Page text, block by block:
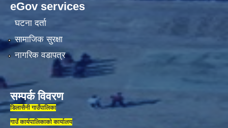
eGov services
घटना दर्ता
सामाजिक सुरक्षा
नागरिक वडापत्र
सम्पर्क विवरण
डिलासैनी गाउँपालिका
गाउँ कार्यपालिकाकाे कार्यालय